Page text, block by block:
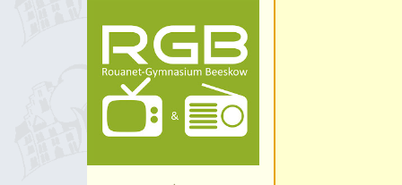
Kontakt
Organigramm
Schulprogramm
Hygienekonzept